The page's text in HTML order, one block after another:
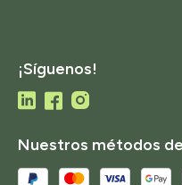
¡Síguenos!
Nuestros métodos